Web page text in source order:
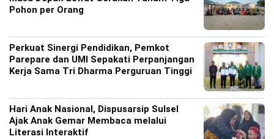
Pohon per Orang
Perkuat Sinergi Pendidikan, Pemkot
Parepare dan UMI Sepakati Perpanjangan
Kerja Sama Tri Dharma Perguruan Tinggi
Hari Anak Nasional, Dispusarsip Sulsel
Ajak Anak Gemar Membaca melalui
Literasi Interaktif